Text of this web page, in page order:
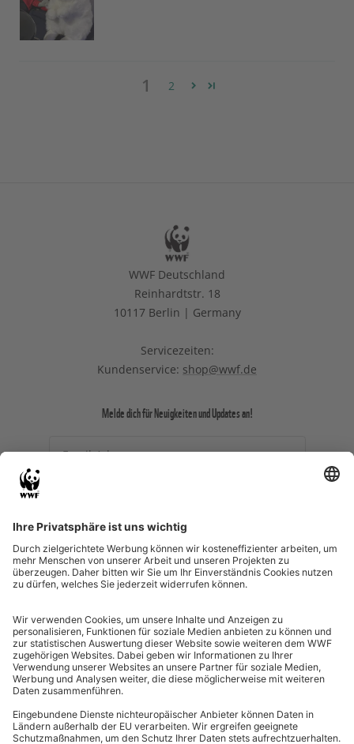
1 2
WWF Deutschland
Reinhardtstr. 18
10117 Berlin | Germany
Servicezeiten:
Kundenservice: shop@wwf.de
Melde dich für Neuigkeiten und Updates an!
Email-Adresse
Zwecken des (personalisierten) Versands des
Newsletters und des Newsletter-Trackings
verarbeitet werden.
Allgemeine Geschäftsbedingungen